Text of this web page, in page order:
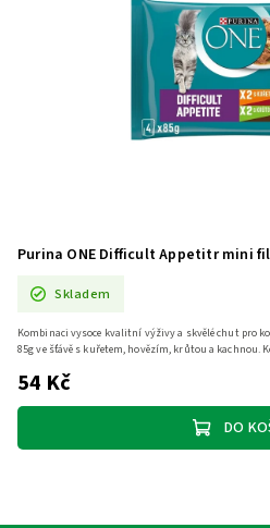
Purina ONE Difficult Appetitr mini
Skladem
54 Kč
DO
Kombinaci vysoce kvalitní výživy a skvělé chut pro
85g ve šťávě s kuřetem, hovězím, krůtou a kachnou.